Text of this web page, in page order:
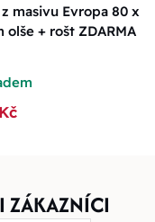
masivu Evropa 80 x
olše + rošt ZDARMA
ZÁKAZNÍCI